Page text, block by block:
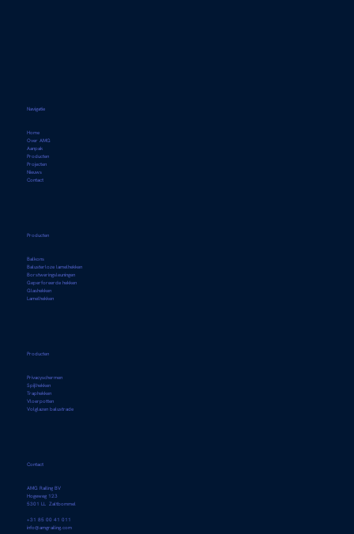
Navigatie
Home
Over AMG
Aanpak
Producten
Projecten
Nieuws
Contact
Producten
Balkons
Balusterloze lamelhekken
Borstweringsleuningen
Geperforeerde hekken
Glashekken
Lamelhekken
Producten
Privacyschermen
Spijlhekken
Traphekken
Vloerpotten
Volglazen balustrade
Contact
AMG Railing BV
Hogeweg 123
5301 LL Zaltbommel
+31 85 00 41 011
info@amgrailing.com